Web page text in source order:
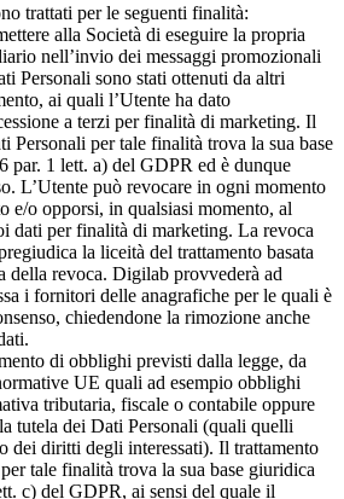
trattati per le seguenti finalità:
alla Società di eseguire la propria
nell’invio dei messaggi promozionali
Personali sono stati ottenuti da altri
ai quali l’Utente ha dato
a terzi per finalità di marketing. Il
Personali per tale finalità trova la sua base
par. 1 lett. a) del GDPR ed è dunque
L’Utente può revocare in ogni momento
e/o opporsi, in qualsiasi momento, al
dati per finalità di marketing. La revoca
la liceità del trattamento basata
della revoca. Digilab provvederà ad
i fornitori delle anagrafiche per le quali è
chiedendone la rimozione anche
di obblighi previsti dalla legge, da
UE quali ad esempio obblighi
tributaria, fiscale o contabile oppure
tutela dei Dati Personali (quali quelli
dei diritti degli interessati). Il trattamento
tale finalità trova la sua base giuridica
c) del GDPR, ai sensi del quale il